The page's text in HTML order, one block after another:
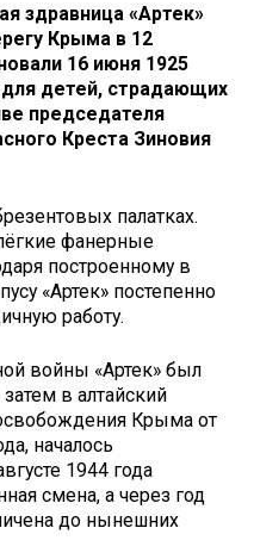
здравница «Артек»
Крыма в 12
16 июня 1925
для детей, страдающих
председателя
Креста Зиновия
палатках.
фанерные
построенному в
«Артек» постепенно
работу.
войны «Артек» был
в алтайский
Крыма от
началось
1944 года
смена, а через год
до нынешних